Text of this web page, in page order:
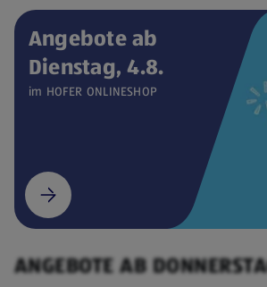
Verfügbar seit 04.08.2026
ONLINESHOP
€ 449,00
Angebote ab
Dienstag, 4.8.
im HOFER ONLINESHOP
(öffnet in einem neuen Tab)
ANGEBOTE AB